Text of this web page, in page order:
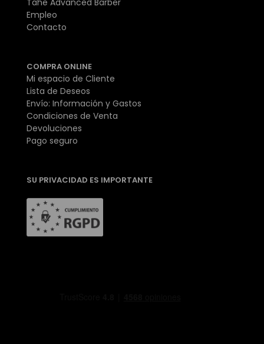
Empleo
Contacto
COMPRA ONLINE
Mi espacio de Cliente
Lista de Deseos
Envío: Información y Gastos
Condiciones de Venta
Devoluciones
Pago seguro
SU PRIVACIDAD ES IMPORTANTE